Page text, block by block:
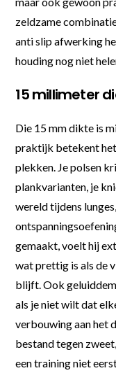
zeldzame
anti slip afwerking
houding nog niet
15 millimeter
Die 15 mm dikte is
praktijk betekent
plekken. Je polsen
plankvarianten, je
wereld tijdens
gemaakt, voelt hij
wat prettig is als de
blijft. Ook
als je niet wilt dat
verbouwing aan het
bestand tegen
een training niet